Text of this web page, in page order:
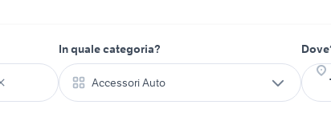
In quale categoria?
Accessori Auto